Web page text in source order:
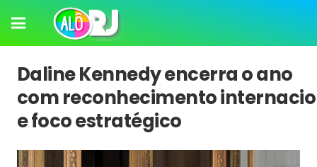
Daline Kennedy encerra o ano
com reconhecimento
e foco estratégico